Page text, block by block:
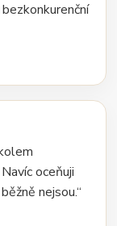
oceňuji
nejsou.“